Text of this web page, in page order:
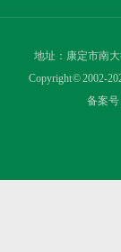
地址：康定市南
Copyright © 2002-
备案